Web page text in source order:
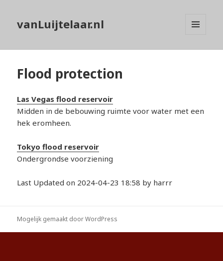
vanLuijtelaar.nl
Flood protection
Las Vegas flood reservoir
Midden in de bebouwing ruimte voor water met een
hek eromheen.
Tokyo flood reservoir
Ondergrondse voorziening
Last Updated on 2024-04-23 18:58 by harrr
Mogelijk gemaakt door WordPress